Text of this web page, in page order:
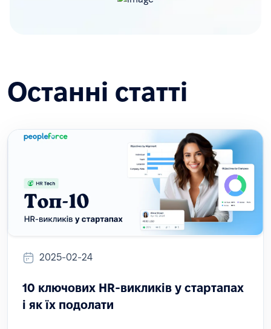
Останні статті
2025-02-24
10 ключових HR-викликів у стартапах
і як їх подолати